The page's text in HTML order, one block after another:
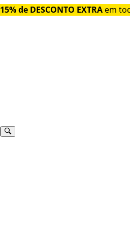
15% de DESCONTO EXTRA em